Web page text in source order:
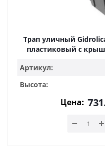
Трап уличный
пластиковый с
Артикул:
Высота:
Цена: